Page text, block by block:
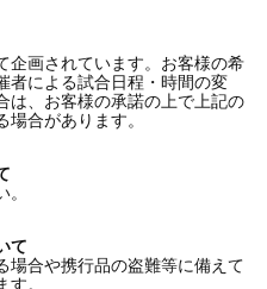
企画されています。お客様の希
者による試合日程・時間の変
は、お客様の承諾の上で上記の
合があります。
て
場合や携行品の盗難等に備えて
。